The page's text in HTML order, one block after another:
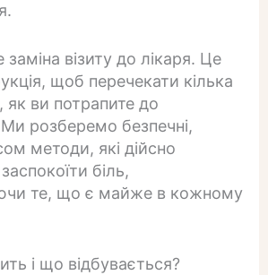
заміна візиту до лікаря. Це
щоб перечекати кілька
як ви потрапите до
розберемо безпечні,
методи, які дійсно
біль,
те, що є майже в кожному
і що відбувається?